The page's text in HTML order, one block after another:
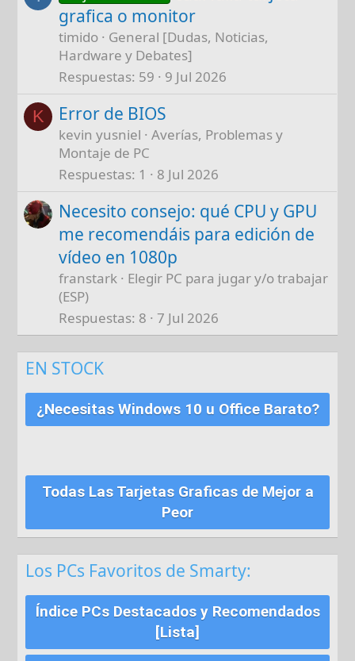
grafica o monitor
timido
General [Dudas, Noticias,
Hardware y Debates]
Respuestas 59 9 Jul 2026
K Error de BIOS
kevin yusniel
Averías, Problemas y
Montaje de PC
Respuestas 1 8 Jul 2026
Necesito consejo: qué CPU y GPU
me recomendáis para edición de
vídeo en 1080p
franstark
Elegir PC para jugar y/o trabajar
(ESP)
Respuestas 8 7 Jul 2026
EN STOCK
¿Necesitas Windows 10 u Office Barato?
Todas Las Tarjetas Graficas de Mejor a
Peor
Los PCs Favoritos de Smarty:
Índice PCs Destacados y Recomendados
[Lista]